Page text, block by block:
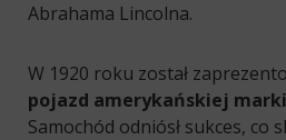
Abrahama Lincolna.
W 1920 roku został
pojazd amerykańskiej
Samochód odniósł sukces, co